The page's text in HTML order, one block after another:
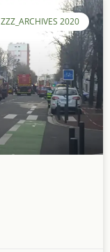
ZZZ_ARCHIVES 2020